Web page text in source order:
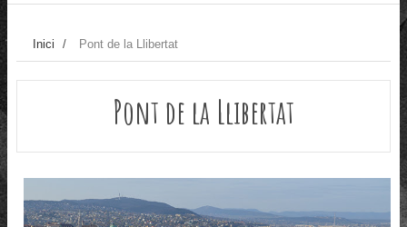
Inici / Pont de la Llibertat
Pont de la Llibertat